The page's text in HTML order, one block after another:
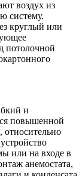
воздух из
систему.
круглый или
потолочной
и
повышенной
относительно
или на входе в
анемостата,